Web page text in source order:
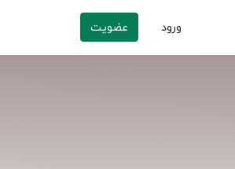
ورود عضویت